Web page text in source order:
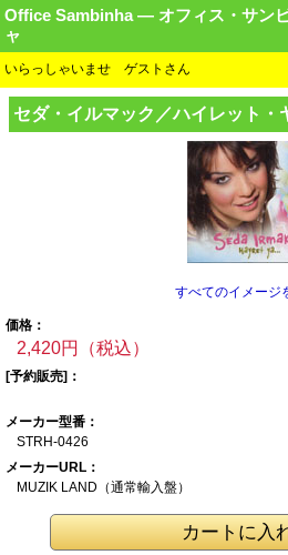
Office Sambinha ― オフィス・サン
ャ
いらっしゃいませ ゲストさん
セダ・イルマック ／ハイレット・
すべてのイメージ
価格：
2,420円（税込）
[予約販売]：
メーカー型番：
STRH-0426
メーカーURL：
MUZIK LAND（通常輸入盤）